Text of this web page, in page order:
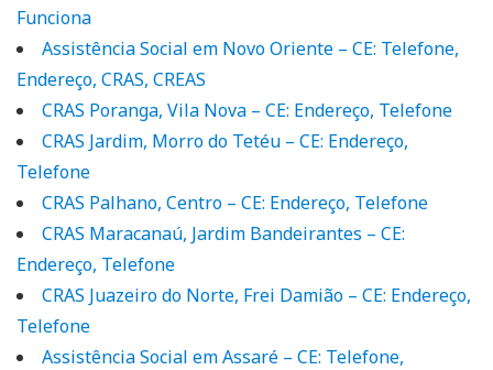
Funciona
Assistência Social em Novo Oriente – CE: Telefone,
Endereço, CRAS, CREAS
CRAS Poranga, Vila Nova – CE: Endereço, Telefone
CRAS Jardim, Morro do Tetéu – CE: Endereço,
Telefone
CRAS Palhano, Centro – CE: Endereço, Telefone
CRAS Maracanaú, Jardim Bandeirantes – CE:
Endereço, Telefone
CRAS Juazeiro do Norte, Frei Damião – CE: Endereço,
Telefone
Assistência Social em Assaré – CE: Telefone,